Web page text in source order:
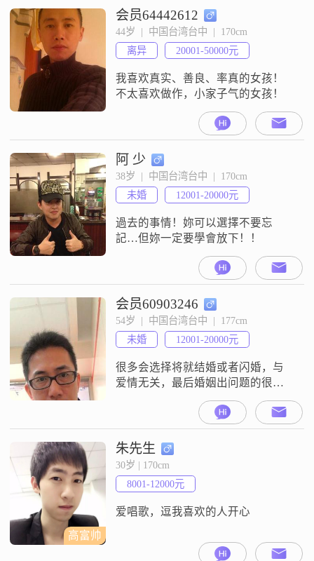
会员64442612
44岁  |  中国台湾台中  |  170cm
离异
20001-50000元
我喜欢真实、善良、率真的女孩！
不太喜欢做作，小家子气的女孩！
阿 少
38岁  |  中国台湾台中  |  170cm
未婚
12001-20000元
過去的事情！妳可以選擇不要忘
記…但妳一定要學會放下！！
会员60903246
54岁  |  中国台湾台中  |  177cm
未婚
12001-20000元
很多会选择将就结婚或者闪婚，与
爱情无关，最后婚姻出问题的很
多。我不希望自己是这样，好好充
实自己提高自身的能力，等待一个
能一起生活的人，但我本身是一个
相信爱情也期待家庭生活的人，所
以遇见感觉ok的人，就会勇敢去恋
爱，其实男生或女生单身太久都不
好，在心理学上是这么说的，所以
我才会试着上这个网站，期待一个
高富帅
朱先生
30岁 | 170cm
8001-12000元
爱唱歌，逗我喜欢的人开心